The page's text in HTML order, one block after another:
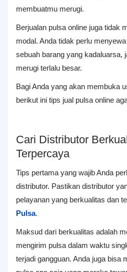
membuatmu merugi.
Berjualan pulsa online juga tidak
modal. Anda tidak perlu
sebuah barang yang kadaluarsa,
merugi terlalu besar.
Bagi Anda yang akan membuka
berikut ini tips jual pulsa online
Cari Distributor
Terpercaya
Tips pertama yang wajib Anda
distributor. Pastikan distributor
pelayanan yang berkualitas dan
Pulsa.
Maksud dari berkualitas adalah
mengirim pulsa dalam waktu
terjadi gangguan. Anda juga bisa